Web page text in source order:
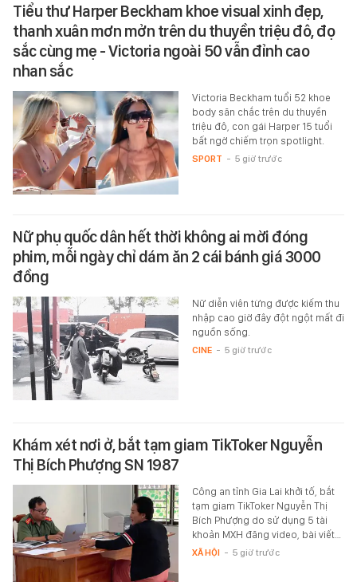
Tiểu thư Harper Beckham khoe visual xinh đẹp,
thanh xuân mơn mởn trên du thuyền triệu đô, đọ
sắc cùng mẹ - Victoria ngoài 50 vẫn đỉnh cao
nhan sắc
Victoria Beckham tuổi 52 khoe
body săn chắc trên du thuyền
triệu đô, con gái Harper 15 tuổi
bất ngờ chiếm trọn spotlight.
SPORT - 5 giờ trước
Nữ phụ quốc dân hết thời không ai mời đóng
phim, mỗi ngày chỉ dám ăn 2 cái bánh giá 3000
đồng
Nữ diễn viên từng được kiếm thu
nhập cao giờ đây đột ngột mất đi
nguồn sống.
CINE - 5 giờ trước
Khám xét nơi ở, bắt tạm giam TikToker Nguyễn
Thị Bích Phượng SN 1987
Công an tỉnh Gia Lai khởi tố, bắt
tạm giam TikToker Nguyễn Thị
Bích Phượng do sử dụng 5 tài
khoản MXH đăng video, bài viết…
XÃ HỘI - 5 giờ trước